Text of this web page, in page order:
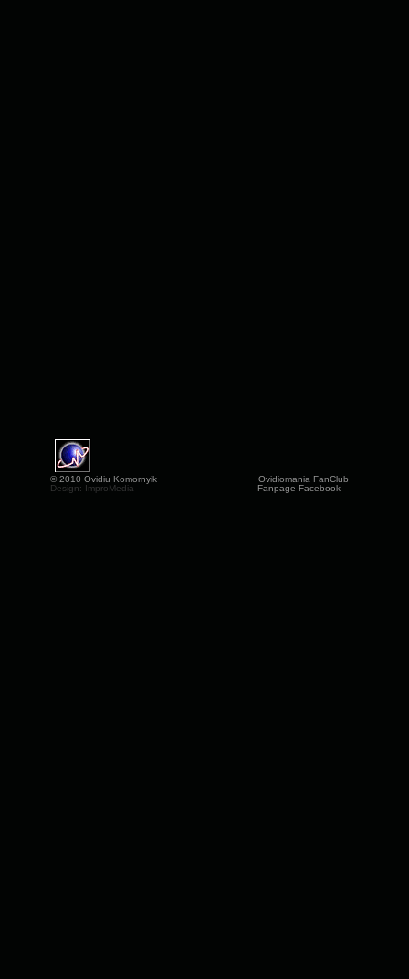
© 2010 Ovidiu Komornyik Ovidiomania FanClub
Design: ImproMedia
Fanpage Facebook